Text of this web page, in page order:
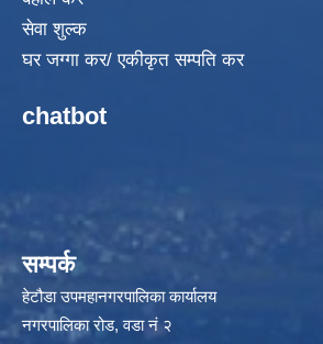
सेवा शुल्क
घर जग्गा कर/ एकीकृत सम्पति कर
chatbot
सम्पर्क
हेटौडा उपमहानगरपालिका कार्यालय
नगरपालिका रोड, वडा नं २